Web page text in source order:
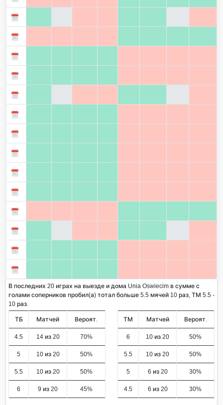
В последних 20 играх на выезде и дома Unia Oswiecim в сумме с
голами соперников пробил(а) тотал больше 5.5 мячей 10 раз, ТМ 5.5 -
10 раз.
ТБ Матчей Вероят.
4.5 14 из 20 70%
5 10 из 20 50%
5.5 10 из 20 50%
6 9 из 20 45%
ТМ Матчей Вероят.
6 10 из 20 50%
5.5 10 из 20 50%
5 6 из 20 30%
4.5 6 из 20 30%